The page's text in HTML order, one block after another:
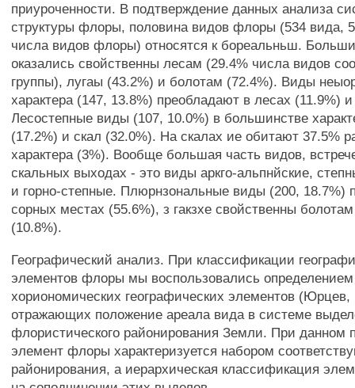
приуроченности. В подтверждение данных анализа
структуры флоры, половина видов флоры (534 вида,
числа видов флоры) относятся к бореальньш.
оказались свойственны лесам (29.4% числа видов
группы), лугаы (43.2%) и болотам (72.4%). Виды
характера (147, 13.8%) преобладают в лесах (11.9%)
Лесостепные виды (107, 10.0%) в большинстве
(17.2%) и скал (32.0%). На скалах ие обитают 37.5%
характера (3%). Вообще большая часть видов,
скальных выходах - это виды аркго-альпнйские,
и горно-степные. Плюрнзональные виды (200, 18.7%)
сорных местах (55.6%), з гакзхе свойственны
(10.8%).
Географический анализ. При классификации
элементов флоры мы воспользовались
хориономических географических элементов
отражающих положение ареала вида в системе
флористического районирования Земли. При данном
элемент флоры характеризуется набором
районирования, а иерархическая классификация